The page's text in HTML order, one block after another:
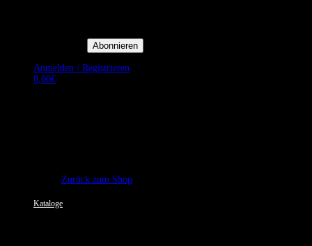
Anmelden / Registrieren
0,00€
Zurück zum Shop
Kataloge